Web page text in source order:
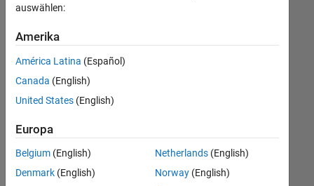
Derzeit
es
keine
offenen
Stellen,
Ihren
Suchkriterien
entsprechen.
auswählen:
Amerika
América Latina (Español)
Canada (English)
United States (English)
Europa
Belgium (English)
Denmark (English)
Netherlands(English)
Norway(English)